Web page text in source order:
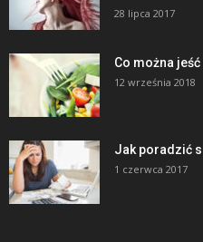
28 lipca 2017
Co można
12 września 2018
Jak poradzić
1 czerwca 2017